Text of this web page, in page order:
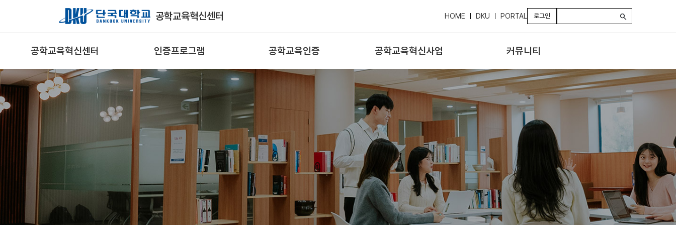
Skip to Main Content
공학교육혁신센터 HOME DKU PORTAL 로그인 search
공학교육혁신센터 인증프로그램 공학교육인증 공학교육혁신사업 커뮤니티